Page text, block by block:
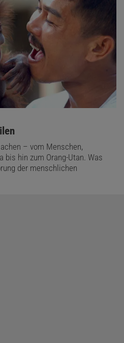
– vom Menschen,
bis hin zum Orang-Utan. Was
der menschlichen